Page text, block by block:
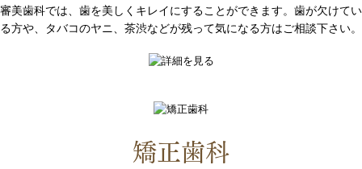
審美歯科では、歯を美しくキレイにすることができます。歯が欠けてい
る方や、タバコのヤニ、茶渋などが残って気になる方はご相談下さい。
矯正歯科